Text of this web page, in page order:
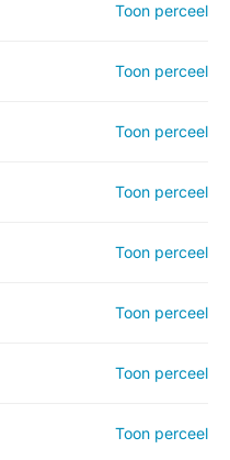
Toon perceel
Toon perceel
Toon perceel
Toon perceel
Toon perceel
Toon perceel
Toon perceel
Toon perceel